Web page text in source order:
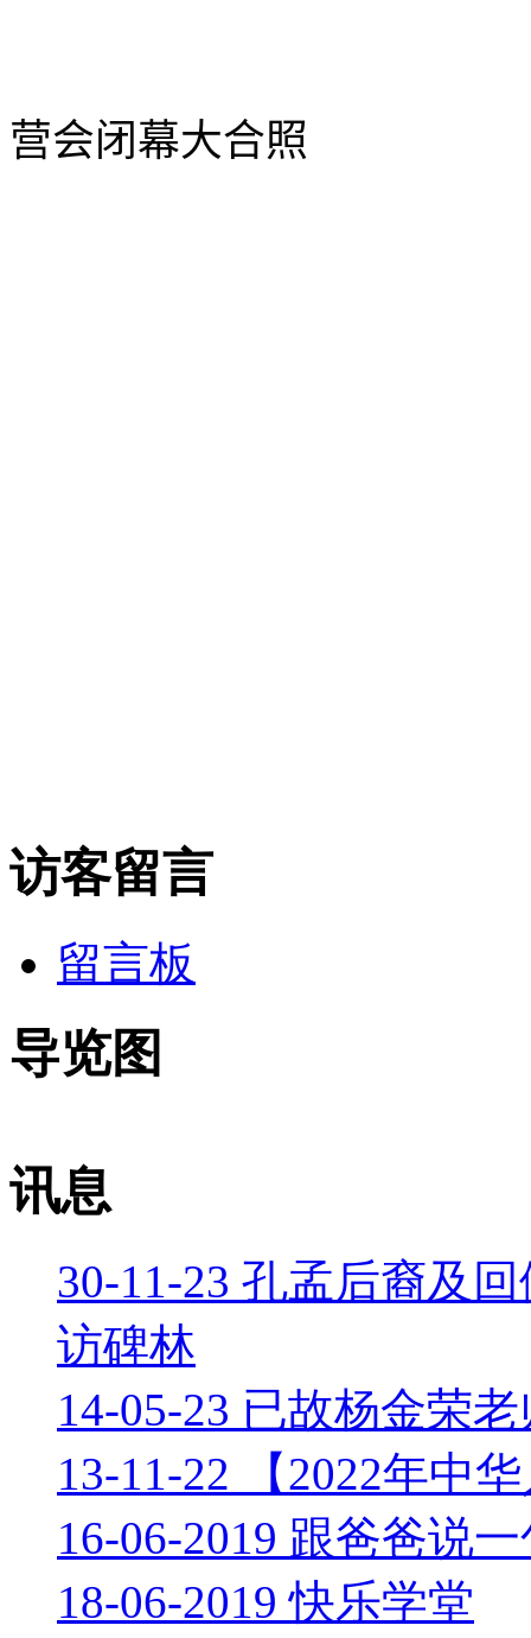
营会闭幕大合照
访客留言
留言板
导览图
讯息
30-11-23 孔孟后裔及
访碑林
14-05-23 已故杨金荣
13-11-22 【2022年中
16-06-2019 跟爸爸说
18-06-2019 快乐学堂